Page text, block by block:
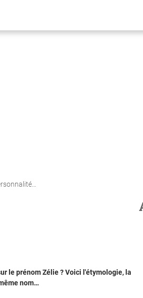
le prénom Zélie ? Voici l'étymologie, la
nom…